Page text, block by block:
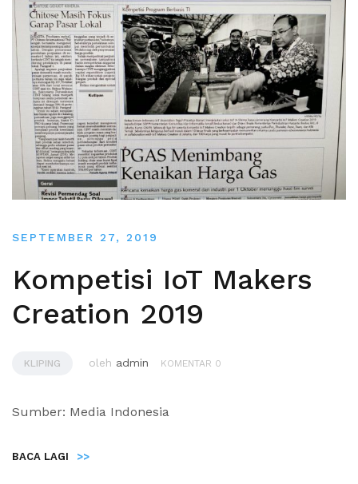
SEPTEMBER 27, 2019
Kompetisi IoT Makers
Creation 2019
KLIPING oleh admin KOMENTAR 0
Sumber: Media Indonesia
BACA LAGI >>